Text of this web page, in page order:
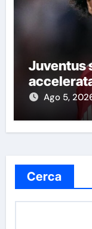
Juventus
Ago 5,
Cerca